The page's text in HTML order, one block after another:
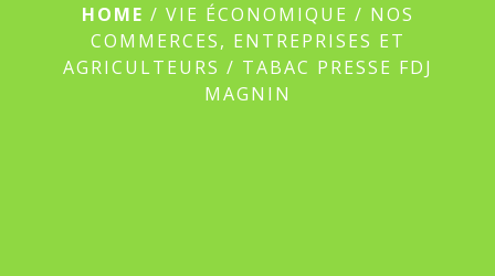
HOME / VIE ÉCONOMIQUE / NOS
COMMERCES, ENTREPRISES ET
AGRICULTEURS / TABAC PRESSE FDJ
MAGNIN